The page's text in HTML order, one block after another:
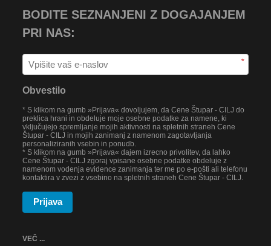
BODITE SEZNANJENI Z DOGAJANJEM
PRI NAS:
*
Obvestilo
* S klikom na gumb »Prijava« dovoljujem, da Cene Štupar - CILJ do
preklica hrani in obdeluje moje osebne podatke za namene, ki
vključujejo spremljanje mojih aktivnosti na spletnih straneh Cene
Štupar - CILJ in mojih zanimanj z namenom zagotavljanja
personaliziranih vsebin in ponudb.
* S klikom na gumb »Prijava« dajem izrecno privolitev, da lahko
Cene Štupar - CILJ zgoraj vpisane osebne podatke obdeluje z
namenom vodenja evidence zanimanja ter me po e-pošti ali telefonu
kontaktira v zvezi z vsebino na spletnih straneh Cene Štupar - CILJ.
Prijava
VEČ ...